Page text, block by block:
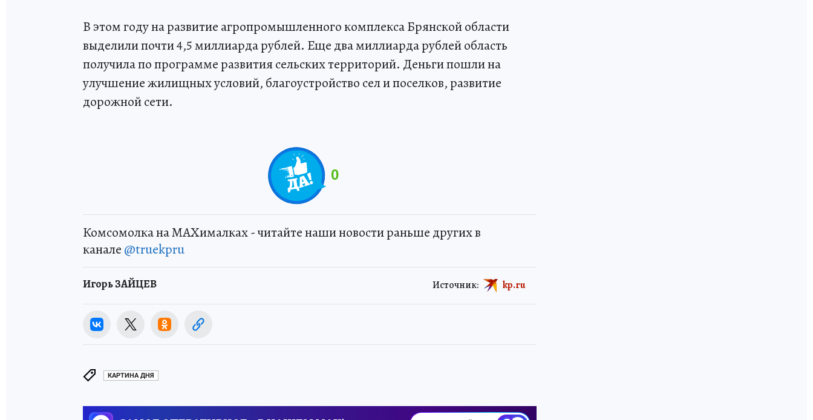
В этом году на развитие агропромышленного комплекса Брянской области
выделили почти 4,5 миллиарда рублей. Еще два миллиарда рублей область
получила по программе развития сельских территорий. Деньги пошли на
улучшение жилищных условий, благоустройство сел и поселков, развитие
дорожной сети.
0
Комсомолка на MAXималках - читайте наши новости раньше других в
канале @truekpru
Игорь ЗАЙЦЕВ Источник: kp.ru
КАРТИНА ДНЯ